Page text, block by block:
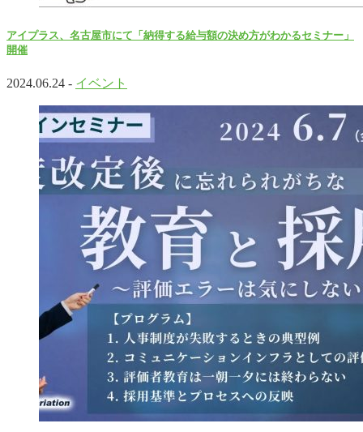
アイプラス、名古屋市にて「納得する給与額の決め方がわかるセミナー」
開催
2024.06.24 - イベント